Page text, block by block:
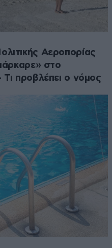
Αεροπορίας
στο
προβλέπει ο νόμος